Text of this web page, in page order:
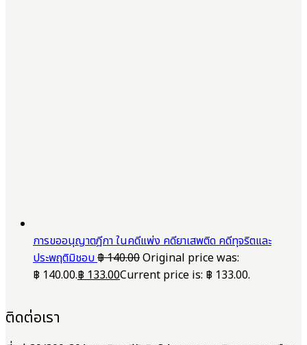
การขออนุญาตฎีกา ในคดีแพ่ง คดียาเสพติด คดีทุจริตและ
ประพฤติมิชอบ฿140.00Original price was:
฿ 140.00.฿133.00Current price is: ฿ 133.00.
ติดต่อเรา